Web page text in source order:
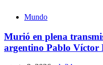
Mundo
Murió en plena
argentino Pablo Víctor